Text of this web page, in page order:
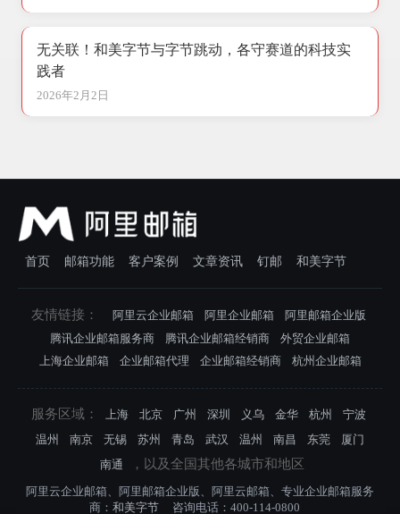
无关联！和美字节与字节跳动，各守赛道的科技实
践者
2026年2月2日
首页 邮箱功能 客户案例 文章资讯 钉邮 和美字节
友情链接： 阿里云企业邮箱 阿里企业邮箱
阿里邮箱企业版
腾讯企业邮箱服务商
腾讯企业邮箱经销商
外贸企业邮箱
上海企业邮箱
企业邮箱代理 企业邮箱经销商 杭州企业邮箱
服务区域： 上海 北京 广州 深圳 义乌 金华 杭州
宁波
温州
南京 无锡 苏州 青岛 武汉 温州 南昌 东莞
厦门
南通
，以及全国其他各城市和地区
阿里云企业邮箱、阿里邮箱企业版、阿里云邮箱、专业企业邮箱服务
商： 和美字节 咨询电话：400-114-0800